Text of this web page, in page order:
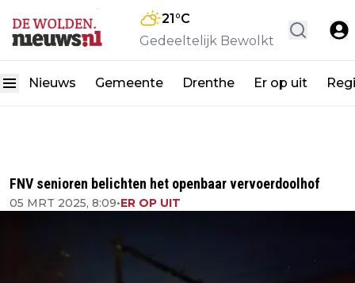
21°C
Gedeeltelijk Bewolkt
Nieuws Gemeente Drenthe Er op uit
FNV senioren belichten het openbaar vervoerdoolhof
05 MRT 2025, 8:09•ER OP UIT